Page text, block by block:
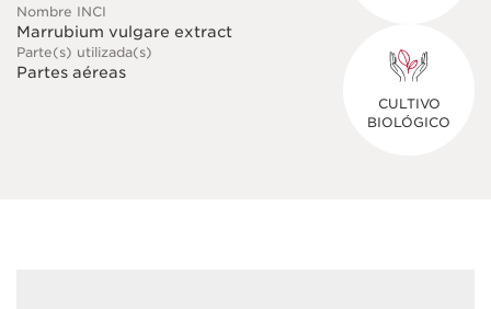
Nombre INCI
Marrubium vulgare extract
Parte(s) utilizada(s)
Partes aéreas
CULTIVO
BIOLÓGICO